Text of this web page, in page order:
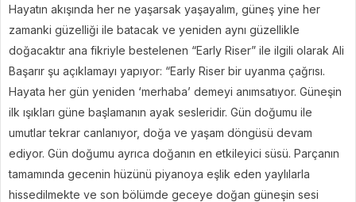
Hayatın akışında her ne yaşarsak yaşayalım, güneş yine her
zamanki güzelliği ile batacak ve yeniden aynı güzellikle
doğacaktır ana fikriyle bestelenen “Early Riser” ile ilgili olarak Ali
Başarır şu açıklamayı yapıyor: “Early Riser bir uyanma çağrısı.
Hayata her gün yeniden ‘merhaba’ demeyi anımsatıyor. Güneşin
ilk ışıkları güne başlamanın ayak sesleridir. Gün doğumu ile
umutlar tekrar canlanıyor, doğa ve yaşam döngüsü devam
ediyor. Gün doğumu ayrıca doğanın en etkileyici süsü. Parçanın
tamamında gecenin hüzünü piyanoya eşlik eden yaylılarla
hissedilmekte ve son bölümde geceye doğan güneşin sesi